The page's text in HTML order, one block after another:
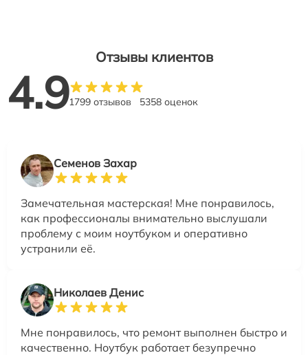
Отзывы клиентов
4.91799 отзывов 5358 оценок
Семенов Захар
Замечательная мастерская! Мне понравилось,
как профессионалы внимательно выслушали
проблему с моим ноутбуком и оперативно
устранили её.
Николаев Денис
Мне понравилось, что ремонт выполнен быстро и
качественно. Ноутбук работает безупречно